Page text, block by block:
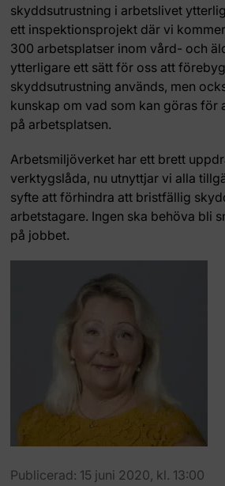
skyddsutrustning i arbetslivet
ett inspektionsprojekt där vi
300 arbetsplatser inom vård- och
ytterligare ett sätt för oss att
skyddsutrustning används, men
kunskap om vad som kan göras för
på arbetsplatsen.
Arbetsmiljöverket har ett brett
verktygslåda, nu utnyttjar vi alla
syfte att förhindra att bristfällig
arbetstagare. Ingen ska behöva bli
på jobbet.
Publicerad: 15 juni 2020, kl. 13:00